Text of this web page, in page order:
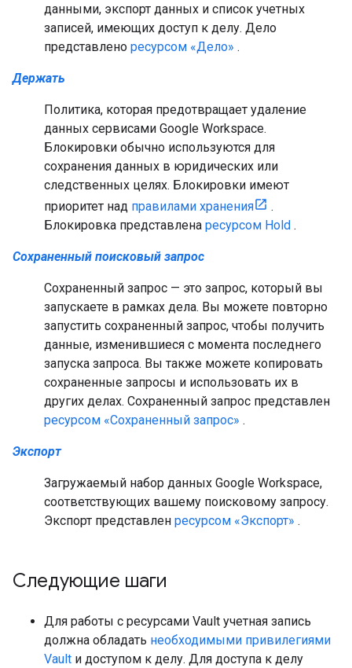
данными, экспорт данных и список учетных
записей, имеющих доступ к делу. Дело
представлено ресурсом «Дело» .
Держать
Политика, которая предотвращает удаление
данных сервисами Google Workspace.
Блокировки обычно используются для
сохранения данных в юридических или
следственных целях. Блокировки имеют
приоритет над правилами хранения
.
Блокировка представлена ​​ресурсом Hold .
Сохраненный поисковый запрос
Сохраненный запрос — это запрос, который вы
запускаете в рамках дела. Вы можете повторно
запустить сохраненный запрос, чтобы получить
данные, изменившиеся с момента последнего
запуска запроса. Вы также можете копировать
сохраненные запросы и использовать их в
других делах. Сохраненный запрос представлен
ресурсом «Сохраненный запрос» .
Экспорт
Загружаемый набор данных Google Workspace,
соответствующих вашему поисковому запросу.
Экспорт представлен ресурсом «Экспорт» .
Следующие шаги
Для работы с ресурсами Vault учетная запись
должна обладать необходимыми привилегиями
Vault и доступом к делу. Для доступа к делу